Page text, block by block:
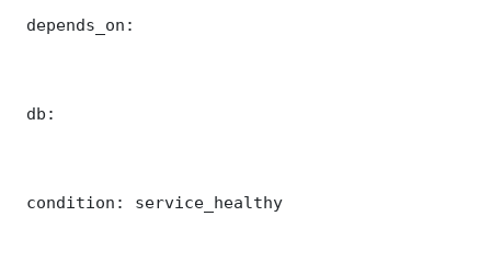
depends_on:
db:
condition: service_healthy